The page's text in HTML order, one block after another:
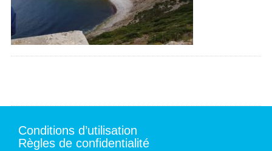
Conditions d’utilisation
Règles de confidentialité